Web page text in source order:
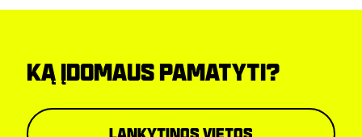
KĄ ĮDOMAUS PAMATYTI?
Lankytinos vietos